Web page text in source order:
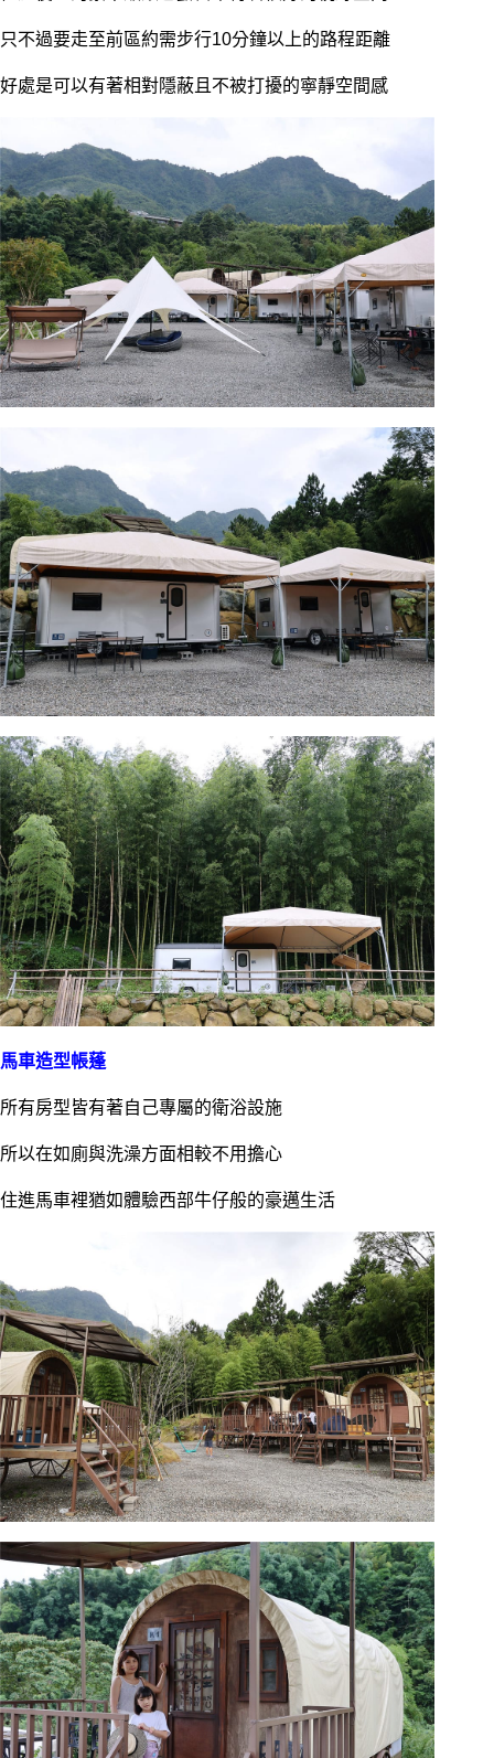
只不過要走至前區約需步行10分鐘以上的路程距離
好處是可以有著相對隱蔽且不被打擾的寧靜空間感
馬車造型帳蓬
所有房型皆有著自己專屬的衛浴設施
所以在如廁與洗澡方面相較不用擔心
住進馬車裡猶如體驗西部牛仔般的豪邁生活